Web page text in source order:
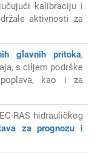
kalibraciju i
aktivnosti za
glavnih pritoka,
s ciljem podrške
kao i za
RAS hidrauličkog
za prognozu i